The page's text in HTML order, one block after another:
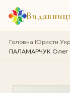
Головна›Юристи
ПАЛАМАРЧУК Олег